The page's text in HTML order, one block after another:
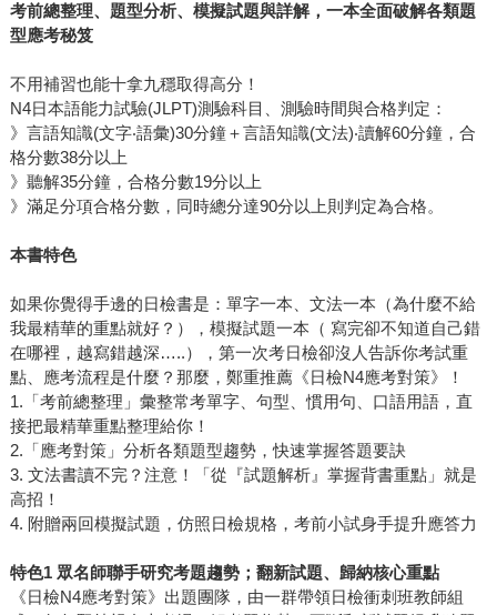
考前總整理、題型分析、模擬試題與詳解，一本全面破解各類題
型應考秘笈
不用補習也能十拿九穩取得高分！
N4日本語能力試驗(JLPT)測驗科目、測驗時間與合格判定：
》言語知識(文字‧語彙)30分鐘＋言語知識(文法)‧讀解60分鐘，合
格分數38分以上
》聽解35分鐘，合格分數19分以上
》滿足分項合格分數，同時總分達90分以上則判定為合格。
本書特色
如果你覺得手邊的日檢書是：單字一本、文法一本（為什麼不給
我最精華的重點就好？），模擬試題一本（ 寫完卻不知道自己錯
在哪裡，越寫錯越深…..），第一次考日檢卻沒人告訴你考試重
點、應考流程是什麼？那麼，鄭重推薦《日檢N4應考對策》！
1.「考前總整理」彙整常考單字、句型、慣用句、口語用語，直
接把最精華重點整理給你！
2.「應考對策」分析各類題型趨勢，快速掌握答題要訣
3. 文法書讀不完？注意！「從『試題解析』掌握背書重點」就是
高招！
4. 附贈兩回模擬試題，仿照日檢規格，考前小試身手提升應答力
特色1 眾名師聯手研究考題趨勢；翻新試題、歸納核心重點
《日檢N4應考對策》出題團隊，由一群帶領日檢衝刺班教師組